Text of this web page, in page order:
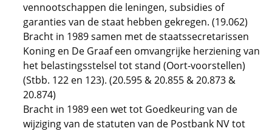
vennootschappen die leningen, subsidies of
garanties van de staat hebben gekregen. (19.062)
Bracht in 1989 samen met de staatssecretarissen
Koning en De Graaf een omvangrijke herziening van
het belastingsstelsel tot stand (Oort-voorstellen)
(Stbb. 122 en 123). (20.595 & 20.855 & 20.873 &
20.874)
Bracht in 1989 een wet tot Goedkeuring van de
wijziging van de statuten van de Postbank NV tot